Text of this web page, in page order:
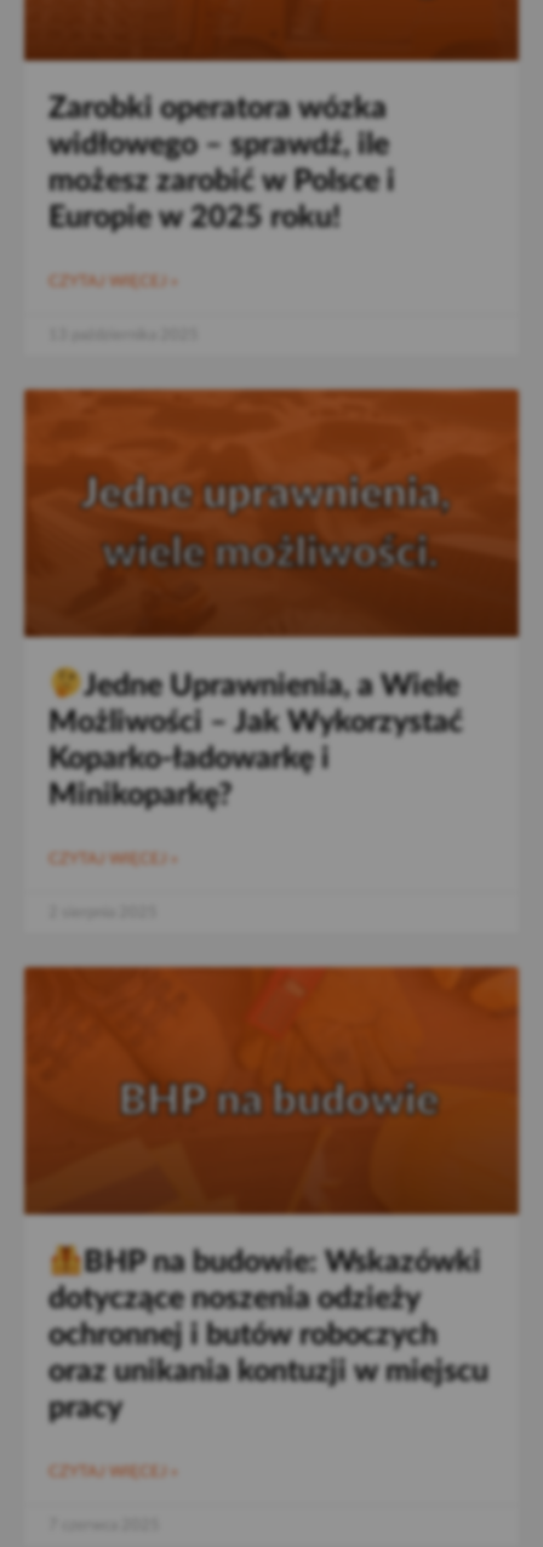
Zarobki operatora wózka
widłowego – sprawdź, ile
możesz zarobić w Polsce i
Europie w 2025 roku!
CZYTAJ WIĘCEJ »
Jedne Uprawnienia, a Wiele
Możliwości – Jak Wykorzystać
Koparko-ładowarkę i
Minikoparkę?
BHP na budowie: Wskazówki
dotyczące noszenia odzieży
ochronnej i butów roboczych
oraz unikania kontuzji w miejscu
pracy
CZYTAJ WIĘCEJ »